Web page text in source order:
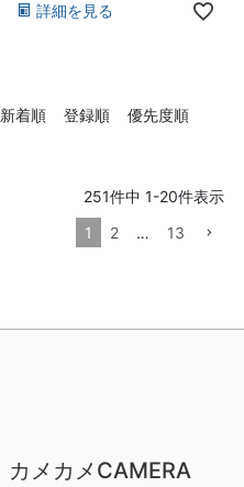
詳細を見る
新着順 登録順
優先度順
251件中 1-20件表示
1
2 … 13
カメカメCAMERA